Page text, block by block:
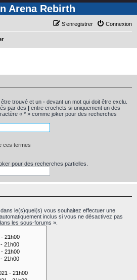
Arena Rebirth
Connexion
S’enregistrer
trouvé et un - devant un mot qui doit être exclu.
par des | entre crochets si uniquement un des
« * » comme joker pour des recherches
ces termes
pour des recherches partielles.
le(s)quel(s) vous souhaitez effectuer une
inclus si vous ne désactivez pas
les sous-forums ».